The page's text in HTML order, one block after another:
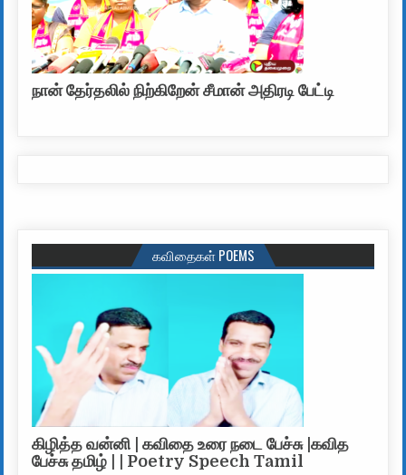
நான் தேர்தலில் நிற்கிறேன் சீமான் அதிரடி பேட்டி
கவிதைகள் POEMS
கிழித்த வன்னி | கவிதை உரை நடை பேச்சு |கவித
பேச்சு தமிழ் | | Poetry Speech Tamil